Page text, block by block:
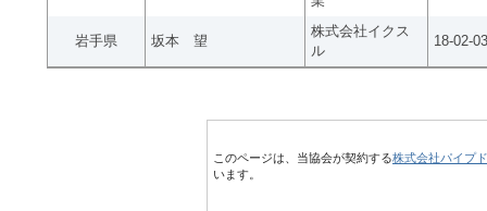
岩手県 坂本 望
株式会社イクス
ル
18-02-
このページは、当協会が契約する株式会社パイプ
います。